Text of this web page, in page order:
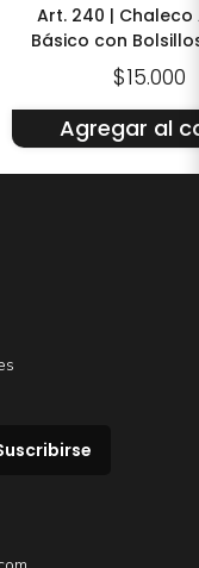
Art. 240 |
Básico con
Bremer
$15.000
Agregar al